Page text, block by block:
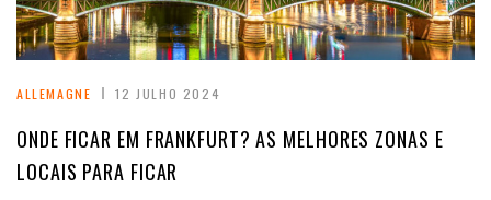
ALLEMAGNE 12 JULHO 2024
ONDE FICAR EM FRANKFURT? AS MELHORES ZONAS E
LOCAIS PARA FICAR